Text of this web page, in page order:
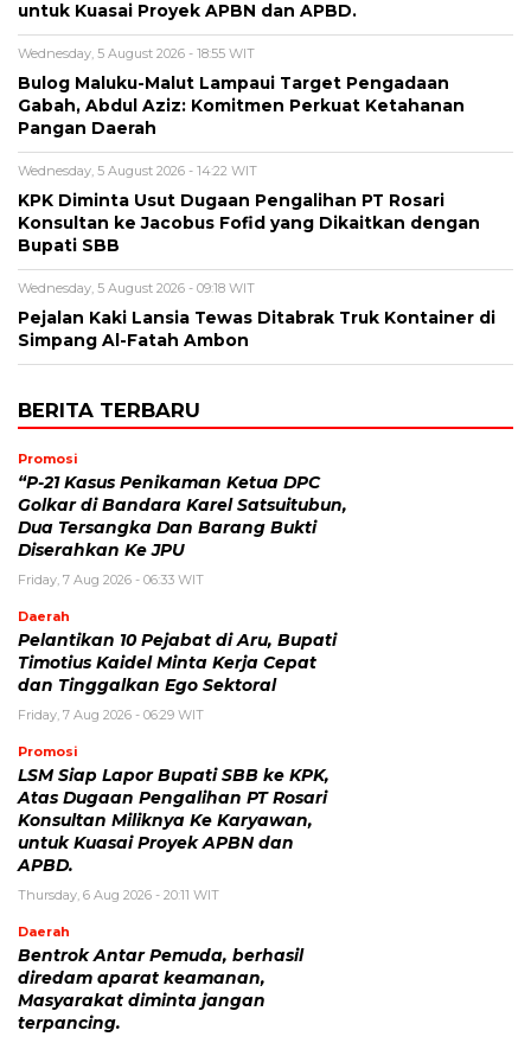
untuk Kuasai Proyek APBN dan APBD.
Wednesday, 5 August 2026 - 18:55 WIT
Bulog Maluku-Malut Lampaui Target Pengadaan
Gabah, Abdul Aziz: Komitmen Perkuat Ketahanan
Pangan Daerah
Wednesday, 5 August 2026 - 14:22 WIT
KPK Diminta Usut Dugaan Pengalihan PT Rosari
Konsultan ke Jacobus Fofid yang Dikaitkan dengan
Bupati SBB
Wednesday, 5 August 2026 - 09:18 WIT
Pejalan Kaki Lansia Tewas Ditabrak Truk Kontainer di
Simpang Al-Fatah Ambon
BERITA TERBARU
Promosi
“P-21 Kasus Penikaman Ketua DPC
Golkar di Bandara Karel Satsuitubun,
Dua Tersangka Dan Barang Bukti
Diserahkan Ke JPU
Friday, 7 Aug 2026 - 06:33 WIT
Daerah
Pelantikan 10 Pejabat di Aru, Bupati
Timotius Kaidel Minta Kerja Cepat
dan Tinggalkan Ego Sektoral
Friday, 7 Aug 2026 - 06:29 WIT
Promosi
LSM Siap Lapor Bupati SBB ke KPK,
Atas Dugaan Pengalihan PT Rosari
Konsultan Miliknya Ke Karyawan,
untuk Kuasai Proyek APBN dan
APBD.
Thursday, 6 Aug 2026 - 20:11 WIT
Daerah
Bentrok Antar Pemuda, berhasil
diredam aparat keamanan,
Masyarakat diminta jangan
terpancing.